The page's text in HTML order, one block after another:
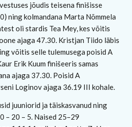
jõudis teisena finišisse
ning kolmandana Marta Nõmmela
oli stardis Tea Mey, kes võitis
ajaga 47.30. Kristjan Tiido läbis
võitis selle tulemusega poisid A
Erik Kuum finišeeris samas
ajaga 37.30. Poisid A
Loginov ajaga 36.19 III kohale.
juuniorid ja täiskasvanud ning
– 20 – 5. Naised 25–29